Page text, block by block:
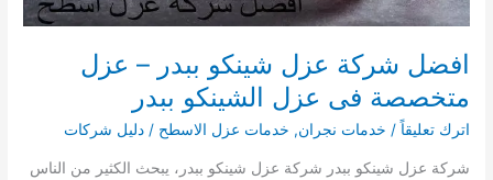
افضل شركة عزل شينكو ببدر – عزل
متخصصة فى عزل الشينكو ببدر
اترك تعليقاً / خدمات نجران, خدمات عزل الاسطح /دليل شركات
شركة عزل شينكو ببدر شركة عزل شينكو ببدر، يبحث الكثير من الناس